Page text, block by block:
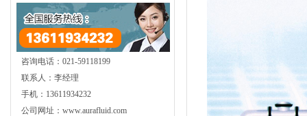
咨询电话：021-59118199
联系人：李经理
手机：13611934232
公司网址：www.aurafluid.com